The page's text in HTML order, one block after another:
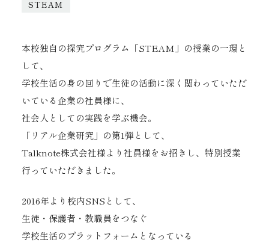
STEAM
本校独自の探究プログラム「STEAM」の授業の一環と
して、
学校生活の身の回りで生徒の活動に深く関わっていただ
いている企業の社員様に、
社会人としての実践を学ぶ機会。
「リアル企業研究」の第1弾として、
Talknote株式会社様より社員様をお招きし、特別授業
行っていただきました。
2016年より校内SNSとして、
生徒・保護者・教職員をつなぐ
学校生活のプラットフォームとなっている